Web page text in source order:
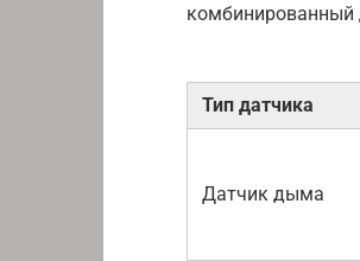
комбинированный
Тип датчика
Датчик дыма